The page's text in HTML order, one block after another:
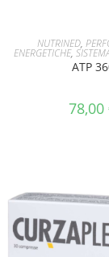
AGGIUNGI AL
NUTRINED,
ENERGETICHE,
ATP
78,00